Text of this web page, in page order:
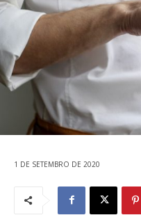
1 DE SETEMBRO DE 2020